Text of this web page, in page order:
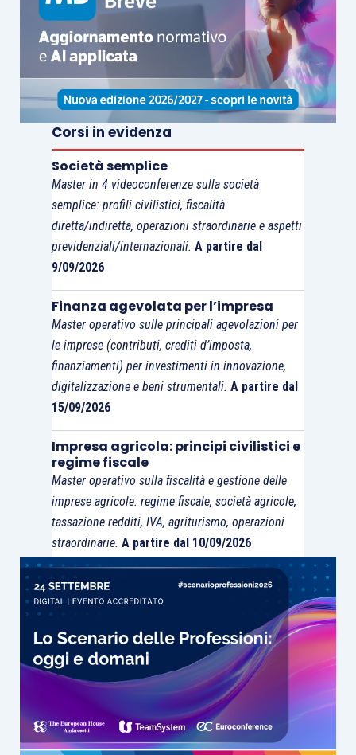
Corsi in evidenza
Società semplice
Master in 4 videoconferenze sulla società
semplice: profili civilistici, fiscalità
diretta/indiretta, operazioni straordinarie e aspetti
previdenziali/internazionali. A partire dal
9/09/2026
Finanza agevolata per l’impresa
Master operativo sulle principali agevolazioni per
le imprese (contributi, crediti d’imposta,
finanziamenti) per investimenti in innovazione,
digitalizzazione e beni strumentali. A partire dal
15/09/2026
Impresa agricola: principi civilistici e
regime fiscale
Master operativo sulla fiscalità e gestione delle
imprese agricole: regime fiscale, società agricole,
tassazione redditi, IVA, agriturismo, operazioni
straordinarie. A partire dal 10/09/2026